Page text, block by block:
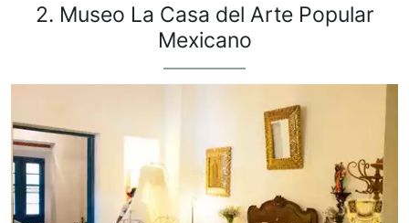
2. Museo La Casa del Arte Popular
Mexicano